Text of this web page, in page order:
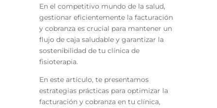
En el competitivo mundo de la salud,
gestionar eficientemente la facturación
y cobranza es crucial para mantener un
flujo de caja saludable y garantizar la
sostenibilidad de tu clínica de
fisioterapia.
En este artículo, te presentamos
estrategias prácticas para optimizar la
facturación y cobranza en tu clínica,